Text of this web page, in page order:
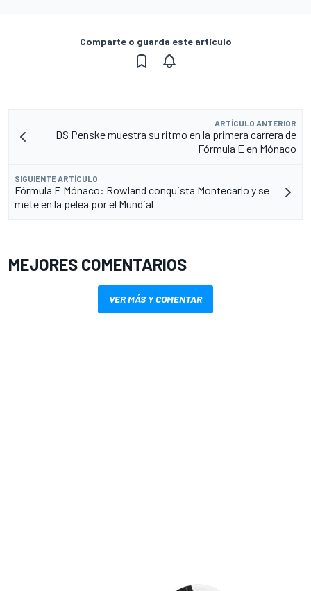
Comparte o guarda este artículo
ARTÍCULO ANTERIOR
DS Penske muestra su ritmo en la primera carrera de
Fórmula E en Mónaco
SIGUIENTE ARTÍCULO
Fórmula E Mónaco: Rowland conquista Montecarlo y se
mete en la pelea por el Mundial
MEJORES COMENTARIOS
VER MÁS Y COMENTAR